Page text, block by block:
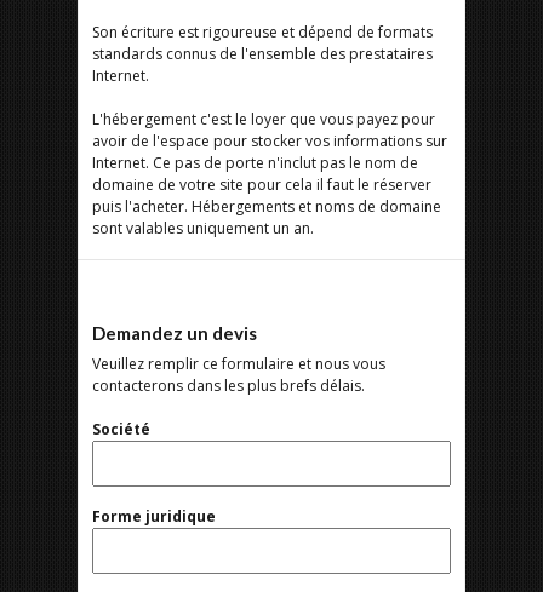
Son écriture est rigoureuse et dépend de formats
standards connus de l'ensemble des prestataires
Internet.
L'hébergement c'est le loyer que vous payez pour
avoir de l'espace pour stocker vos informations sur
Internet. Ce pas de porte n'inclut pas le nom de
domaine de votre site pour cela il faut le réserver
puis l'acheter. Hébergements et noms de domaine
sont valables uniquement un an.
Demandez un devis
Veuillez remplir ce formulaire et nous vous
contacterons dans les plus brefs délais.
Société
Forme juridique